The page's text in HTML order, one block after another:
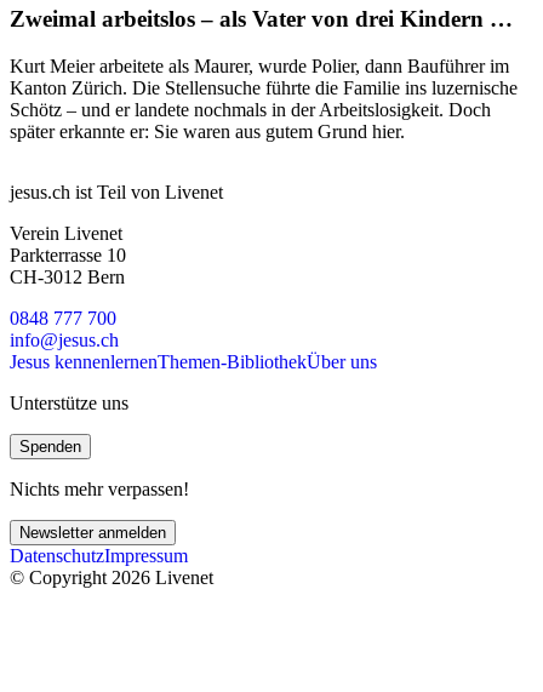
Zweimal arbeitslos – als Vater von drei Kindern …
Kurt Meier arbeitete als Maurer, wurde Polier, dann Bauführer im
Kanton Zürich. Die Stellensuche führte die Familie ins luzernische
Schötz – und er landete nochmals in der Arbeitslosigkeit. Doch
später erkannte er: Sie waren aus gutem Grund hier.
jesus.ch ist Teil von Livenet
Verein Livenet
Parkterrasse 10
CH-3012 Bern
0848 777 700
info@jesus.ch
Jesus kennenlernenThemen-BibliothekÜber uns
Unterstütze uns
Spenden
Nichts mehr verpassen!
Newsletter anmelden
DatenschutzImpressum
© Copyright 2026 Livenet